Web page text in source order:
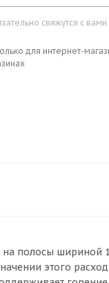
свяжутся с вами
для интернет-
на полосы
этого